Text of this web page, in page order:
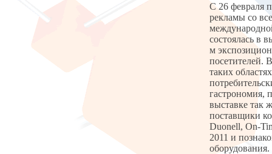
С 26 февраля
рекламы со
состоялась в
м
посетителей.
таких
гастрономия,
выставке так
поставщики
Duonell, On-
2011 и
оборудования.